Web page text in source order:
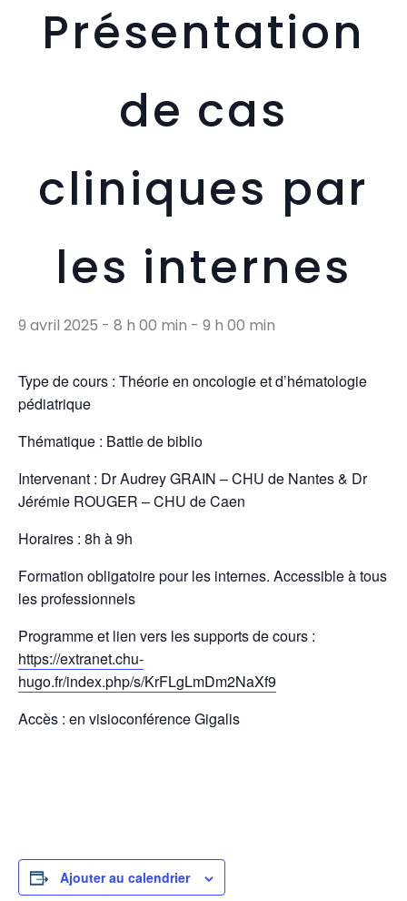
Présentation
de cas
cliniques par
les internes
9 avril 2025 - 8 h 00 min - 9 h 00 min
Type de cours : Théorie en oncologie et d’hématologie
pédiatrique
Thématique : Battle de biblio
Intervenant : Dr Audrey GRAIN – CHU de Nantes & Dr
Jérémie ROUGER – CHU de Caen
Horaires : 8h à 9h
Formation obligatoire pour les internes. Accessible à tous
les professionnels
Programme et lien vers les supports de cours :
https://extranet.chu-
hugo.fr/index.php/s/KrFLgLmDm2NaXf9
Accès : en visioconférence Gigalis
Ajouter au calendrier